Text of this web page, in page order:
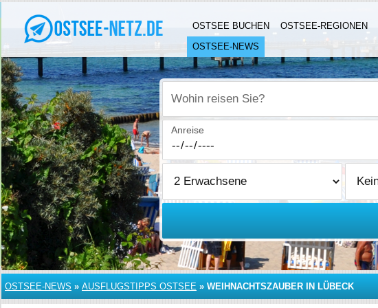
OSTSEE BUCHEN OSTSEE-REGIONEN
OSTSEE-NEWS
Wohin reisen Sie?
Anreise
OSTSEE-NEWS » AUSFLUGSTIPPS OSTSEE » WEIHNACHTSZAUBER IN LÜBECK